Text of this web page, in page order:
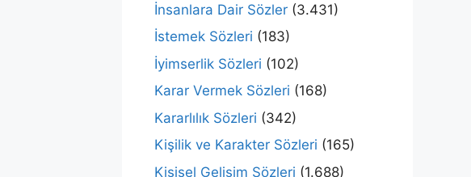
İnsanlara Dair Sözler (3.431)
İstemek Sözleri (183)
İyimserlik Sözleri (102)
Karar Vermek Sözleri (168)
Kararlılık Sözleri (342)
Kişilik ve Karakter Sözleri (165)
Kişisel Gelişim Sözleri (1.688)